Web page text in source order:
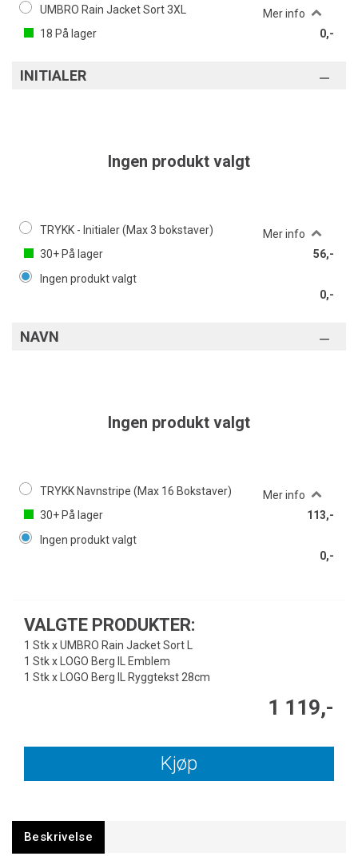
UMBRO Rain Jacket Sort 3XL
Mer info
18 På lager 0,-
INITIALER
Ingen produkt valgt
TRYKK - Initialer (Max 3 bokstaver)
Mer info
30+ På lager
56,-
Ingen produkt valgt
0,-
NAVN
Ingen produkt valgt
TRYKK Navnstripe (Max 16 Bokstaver)
Mer info
30+ På lager
113,-
Ingen produkt valgt
0,-
VALGTE PRODUKTER:
1 Stk x UMBRO Rain Jacket Sort L
1 Stk x LOGO Berg IL Emblem
1 Stk x LOGO Berg IL Ryggtekst 28cm
1 119,-
Kjøp
Beskrivelse